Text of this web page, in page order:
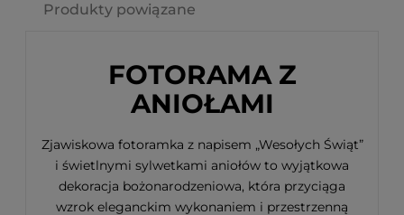
Produkty powiązane
FOTORAMA Z
ANIOŁAMI
Zjawiskowa fotoramka z napisem „Wesołych Świąt”
i świetlnymi sylwetkami aniołów to wyjątkowa
dekoracja bożonarodzeniowa, która przyciąga
wzrok eleganckim wykonaniem i przestrzenną